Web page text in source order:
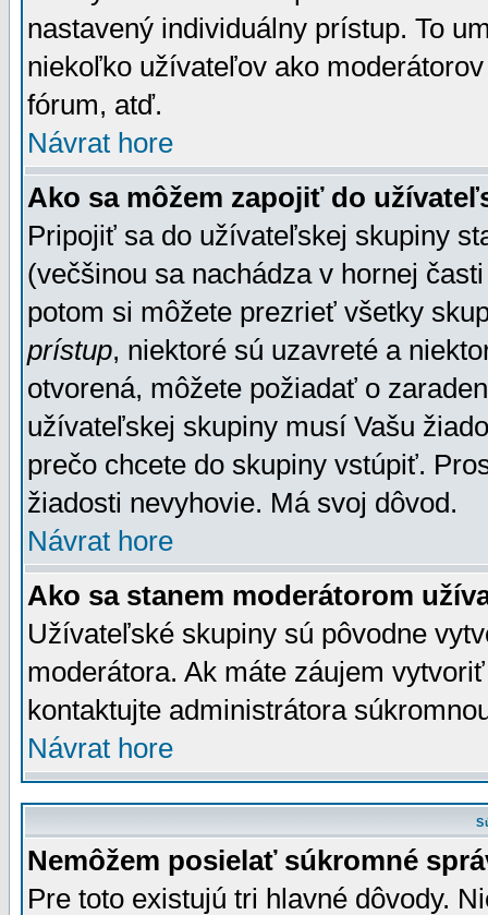
nastavený individuálny prístup. To
niekoľko užívateľov ako
fórum, atď.
Návrat hore
Ako sa môžem zapojiť do
Pripojiť sa do užívateľskej skupiny
(večšinou sa nachádza v hornej
potom si môžete prezrieť všetky
prístup, niektoré sú uzavreté a
otvorená, môžete požiadať o
užívateľskej skupiny musí Vašu
prečo chcete do skupiny vstúpiť.
žiadosti nevyhovie. Má svoj dôvod.
Návrat hore
Ako sa stanem moderátorom
Užívateľské skupiny sú pôvodne
moderátora. Ak máte záujem
kontaktujte administrátora
Návrat hore
Nemôžem posielať súkromné
Pre toto existujú tri hlavné dôvody.